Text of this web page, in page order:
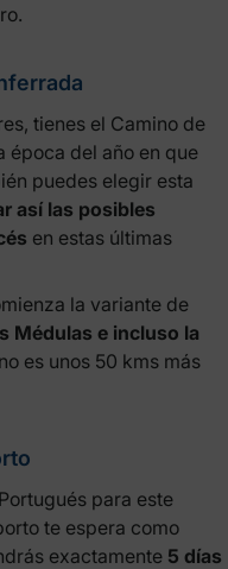
tienes el Camino de
época del año en que
puedes elegir esta
así las posibles
en estas últimas
la variante de
Médulas e incluso la
es unos 50 kms más
para este
te espera como
exactamente 5 días